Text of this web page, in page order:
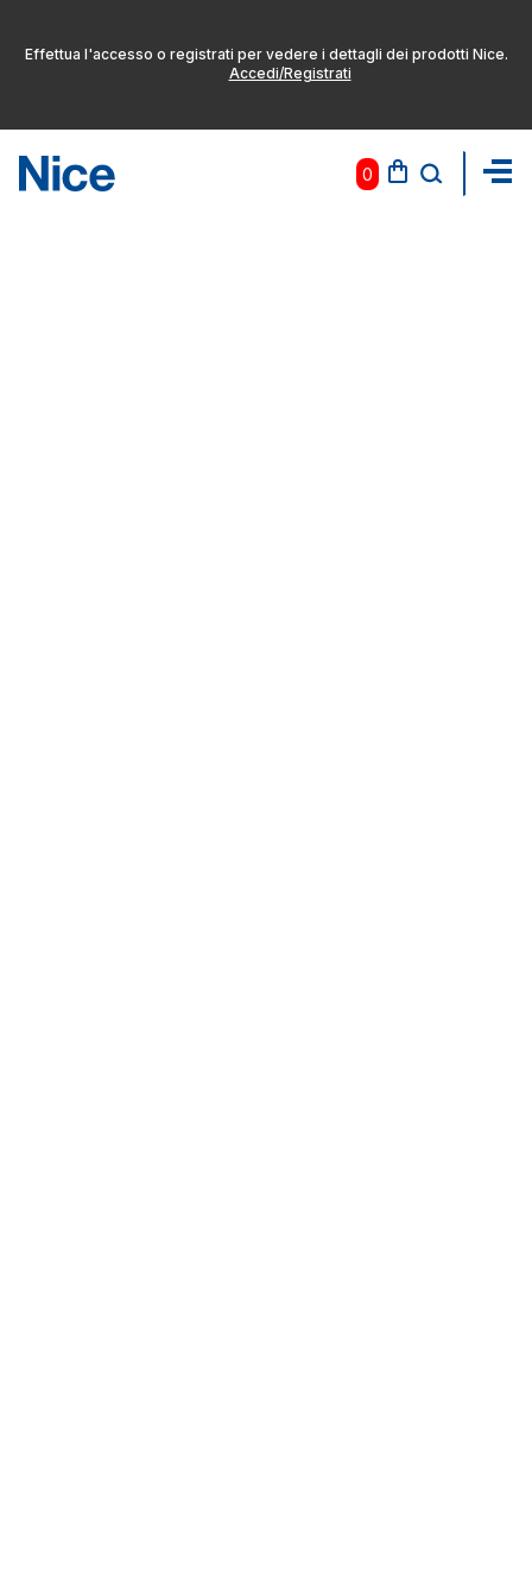
Effettua l'accesso o registrati per vedere i dettagli dei prodotti Nice.
Accedi/Registrati
0